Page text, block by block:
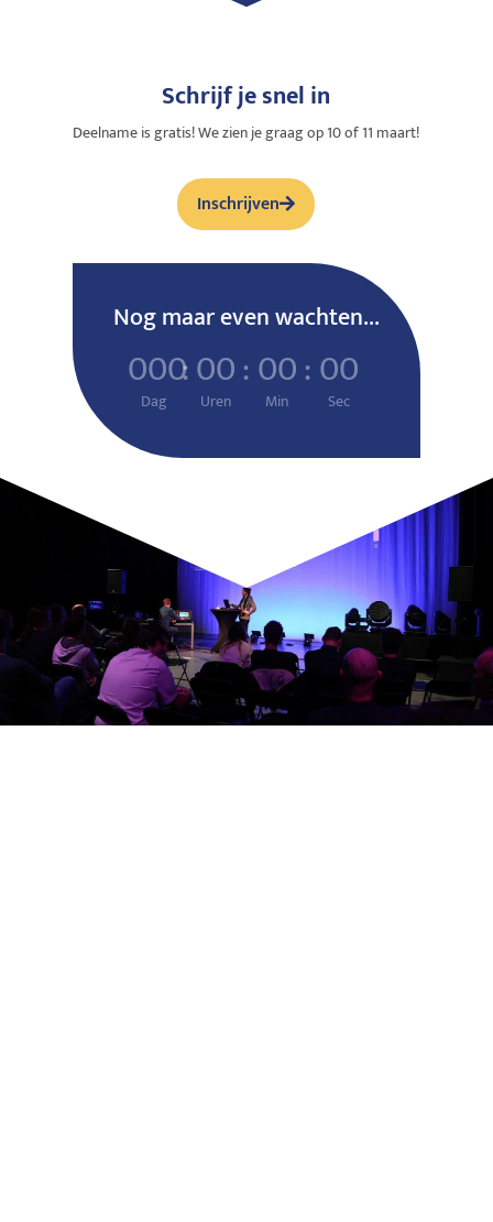
Schrijf je snel in
Deelname is gratis! We zien je graag op 10 of 11 maart!
Inschrijven
Nog maar even wachten...
000
Dag
:00
Uren
:00
Min
:00
Sec